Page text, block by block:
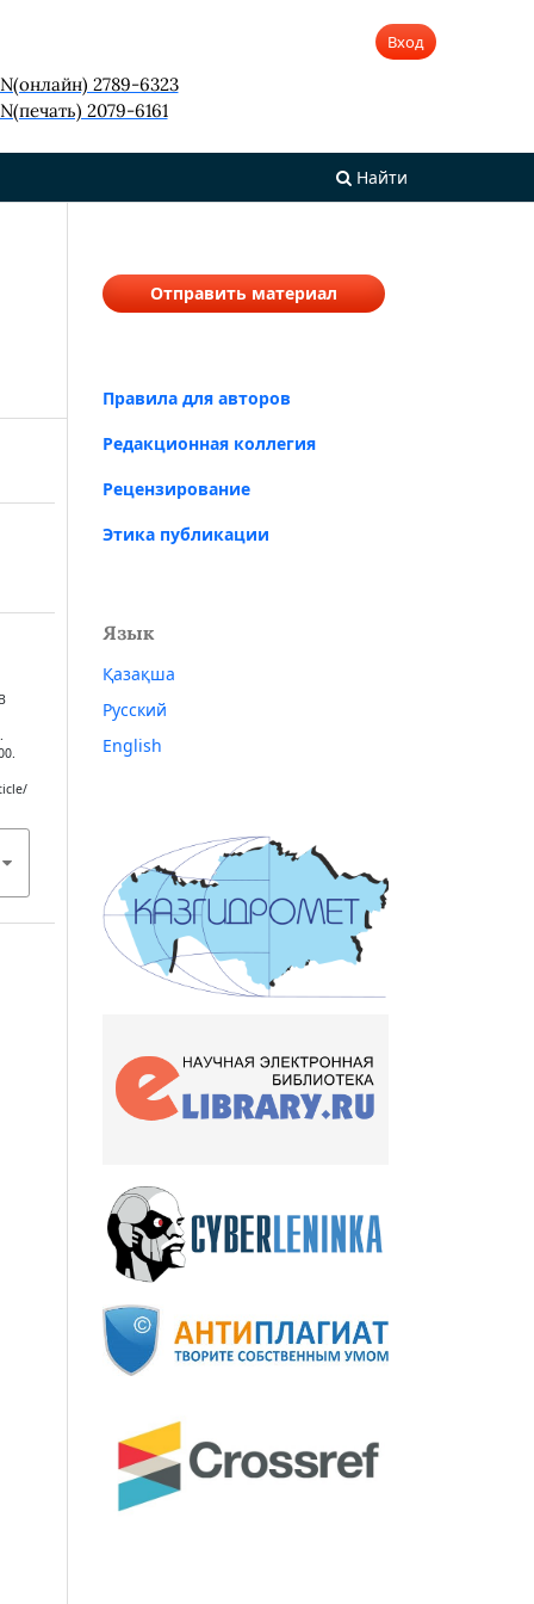
2789-6323
2079-6161
Найти
Вход
Отправить материал
Правила для авторов
Редакционная коллегия
Рецензирование
Этика публикации
Язык
Қазақша
Русский
English